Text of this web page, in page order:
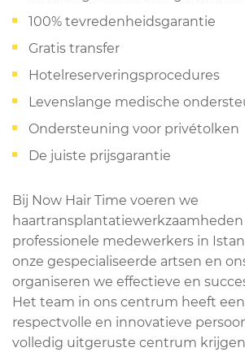
100% tevredenheidsgarantie
Gratis transfer
Hotelreserveringsprocedures
Levenslange medische
Ondersteuning voor privétolken
De juiste prijsgarantie
Bij Now Hair Time voeren we
professionele medewerkers in
onze gespecialiseerde artsen en
organiseren we effectieve en
Het team in ons centrum heeft
respectvolle en innovatieve
volledig uitgeruste centrum